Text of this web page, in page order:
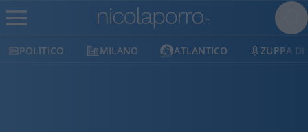
MILANO ATLANTICO ZUPPA DI PORRO